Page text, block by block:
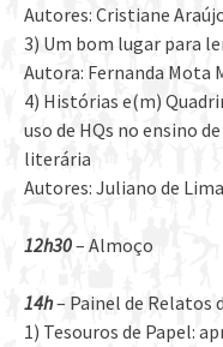
Autores: Cristiane
3) Um bom lugar para
Autora: Fernanda Mota
4) Histórias e(m)
uso de HQs no ensino
literária
Autores: Juliano de
12h30– Almoço
14h– Painel de Relatos
1) Tesouros de Papel: